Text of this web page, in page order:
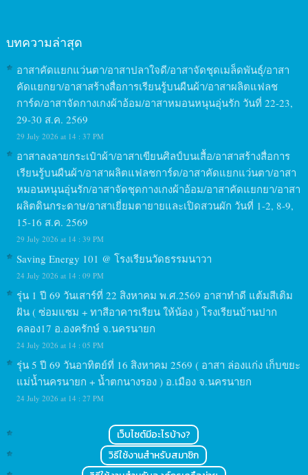
บทความล่าสุด
อาสาคัดแยกแว่นตา/อาสาปลาใจดี/อาสาจัดชุดเมล็ดพันธุ์/อาสา
คัดแยกยา/อาสาสร้างสื่อการเรียนรู้บนผืนผ้า/อาสาผลิตแฟลช
การ์ด/อาสาจัดกางเกงผ้าอ้อม/อาสาหมอนหนุนอุ่นรัก วันที่ 22-23,
29-30 ส.ค. 2569
29 July 2026 at 14 : 37 PM
อาสาลงลายกระเป๋าผ้า/อาสาเขียนศิลป์บนเสื้อ/อาสาสร้างสื่อการ
เรียนรู้บนผืนผ้า/อาสาผลิตแฟลชการ์ด/อาสาคัดแยกแว่นตา/อาสา
หมอนหนุนอุ่นรัก/อาสาจัดชุดกางเกงผ้าอ้อม/อาสาคัดแยกยา/อาสา
ผลิตดินกระดาษ/อาสาเยี่ยมตายายและเปิดสวนผัก วันที่ 1-2, 8-9,
15-16 ส.ค. 2569
29 July 2026 at 14 : 39 PM
Saving Energy 101 @ โรงเรียนวัดธรรมนาวา
24 July 2026 at 14 : 09 PM
รุ่น 1 ปี 69 วันเสาร์ที่ 22 สิงหาคม พ.ศ.2569 อาสาทำดี แต้มสีเติม
ฝัน ( ซ่อมแซม + ทาสีอาคารเรียน ให้น้อง ) โรงเรียนบ้านปาก
คลอง17 อ.องครักษ์ จ.นครนายก
24 July 2026 at 14 : 05 PM
รุ่น 5 ปี 69 วันอาทิตย์ที่ 16 สิงหาคม 2569 ( อาสา ล่องแก่ง เก็บขยะ
แม่น้ำนครนายก + น้ำตกนางรอง ) อ.เมือง จ.นครนายก
24 July 2026 at 14 : 27 PM
เว็บไซต์มีอะไรบ้าง?
วิธีใช้งานสำหรับสมาชิก